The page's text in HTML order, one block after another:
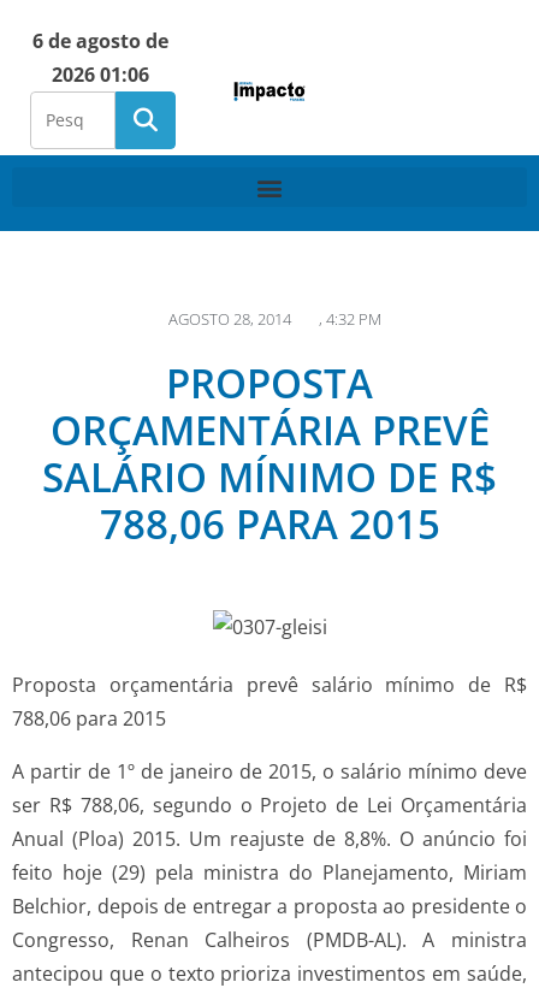
6 de agosto de
2026 01:06
AGOSTO 28, 2014 , 4:32 PM
PROPOSTA
ORÇAMENTÁRIA PREVÊ
SALÁRIO MÍNIMO DE R$
788,06 PARA 2015
Proposta orçamentária prevê salário mínimo de R$
788,06 para 2015
A partir de 1º de janeiro de 2015, o salário mínimo deve
ser R$ 788,06, segundo o Projeto de Lei Orçamentária
Anual (Ploa) 2015. Um reajuste de 8,8%. O anúncio foi
feito hoje (29) pela ministra do Planejamento, Miriam
Belchior, depois de entregar a proposta ao presidente o
Congresso, Renan Calheiros (PMDB-AL). A ministra
antecipou que o texto prioriza investimentos em saúde,